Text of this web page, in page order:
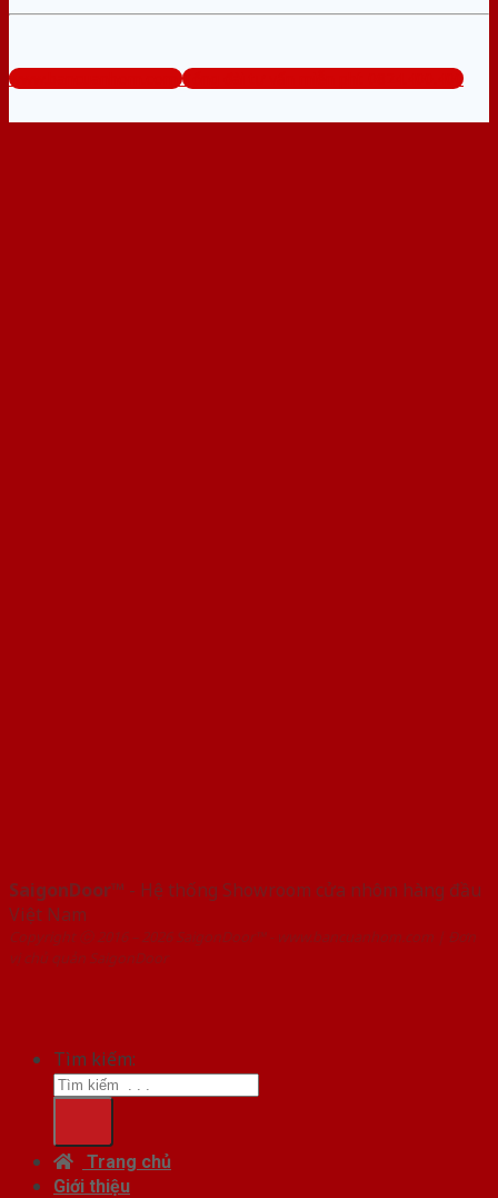
www.bancuanhom.com Tổng đài tư vấn miễn phí: 0824.400.400
SaigonDoor™ - Hệ thống Showroom cửa nhôm hàng đầu
Việt Nam
Copyright ⓒ 2016 – 2026 SaigonDoor™ - www.bancuanhom.com | Đơn
vị chủ quản SaigonDoor
Tìm kiếm:
Trang chủ
Giới thiệu